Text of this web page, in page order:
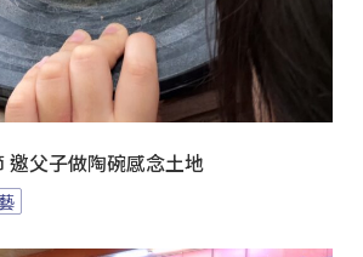
邀父子做陶碗感念土地